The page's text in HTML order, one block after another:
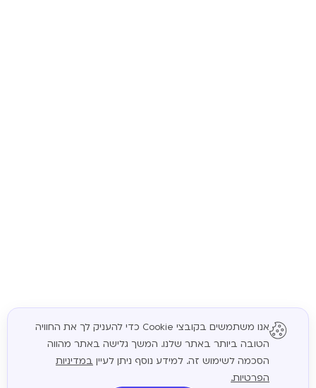
המשך
אנו משתמשים בקובצי Cookie כדי להעניק לך את החוויה
הטובה ביותר באתר שלנו. המשך גלישה באתר מהווה
הסכמה לשימוש זה. למידע נוסף ניתן לעיין במדיניות
הפרטיות.